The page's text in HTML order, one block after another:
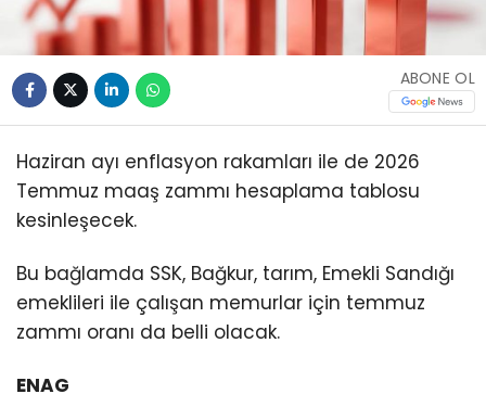
ABONE OL
Haziran ayı enflasyon rakamları ile de 2026
Temmuz maaş zammı hesaplama tablosu
kesinleşecek.
Bu bağlamda SSK, Bağkur, tarım, Emekli Sandığı
emeklileri ile çalışan memurlar için temmuz
zammı oranı da belli olacak.
ENAG